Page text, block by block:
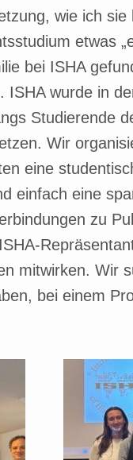
wie ich
etwas
bei ISHA
ISHA wurde in
Studierende
Wir
eine
einfach eine
zu
mitwirken. Wir
bei einem